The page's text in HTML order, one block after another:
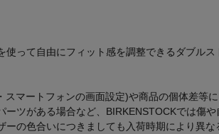
使って自由にフィット感を調整できるダブル
マートフォンの画面設定)や商品の個体差等
ツがある場合など、BIRKENSTOCKでは傷
ーの色合いにつきましても入荷時期により異な